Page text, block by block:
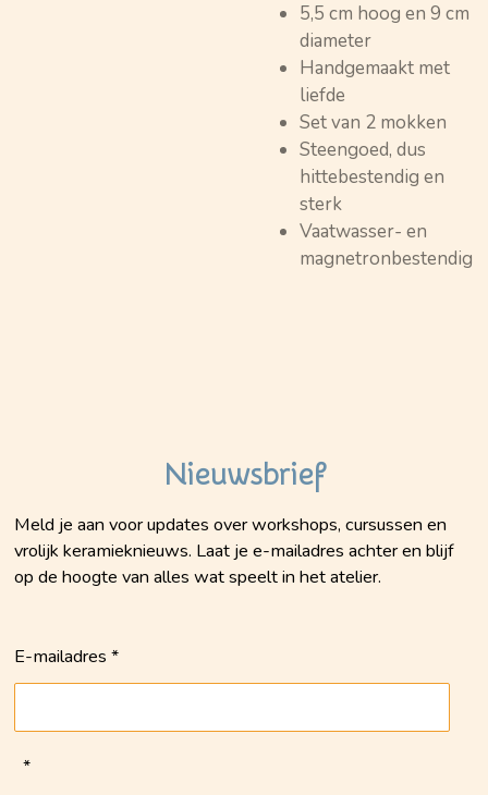
5,5 cm hoog en 9 cm
diameter
Handgemaakt met
liefde
Set van 2 mokken
Steengoed, dus
hittebestendig en
sterk
Vaatwasser- en
magnetronbestendig
Nieuwsbrief
Meld je aan voor updates over workshops, cursussen en
vrolijk keramieknieuws. Laat je e-mailadres achter en blijf
op de hoogte van alles wat speelt in het atelier.
E-mailadres *
*